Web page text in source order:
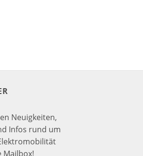
Neuigkeiten,
Infos rund um
Mailbox!